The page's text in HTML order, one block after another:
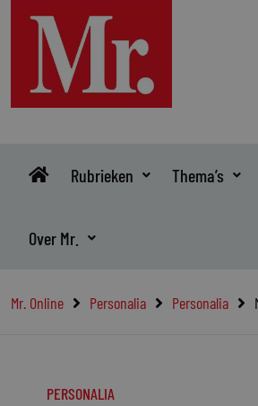
inhoud
Rubrieken Thema’s
Over Mr.
Mr. Online Personalia Personalia
PERSONALIA